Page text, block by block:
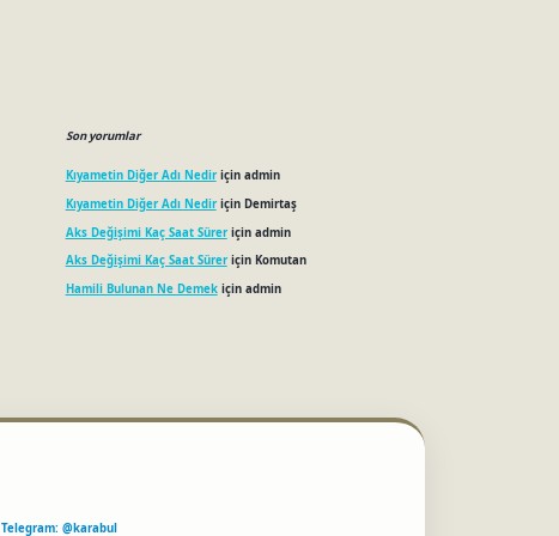
Son yorumlar
Kıyametin Diğer Adı Nediriçin admin
Kıyametin Diğer Adı Nediriçin Demirtaş
Aks Değişimi Kaç Saat Süreriçin admin
Aks Değişimi Kaç Saat Süreriçin Komutan
Hamili Bulunan Ne Demekiçin admin
Telegram: @karabul